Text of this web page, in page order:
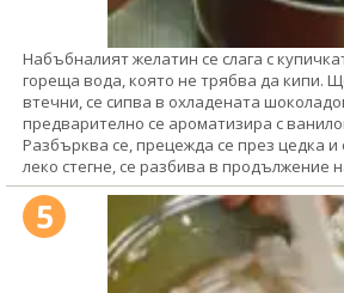
Набъбналият желатин се слага с
гореща вода, която не трябва да кипи.
втечни, се сипва в охладената
предварително се ароматизира с
Разбърква се, прецежда се през цедка
леко стегне, се разбива в продължение
5